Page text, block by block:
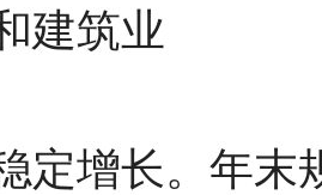
建筑业
定增长。年末